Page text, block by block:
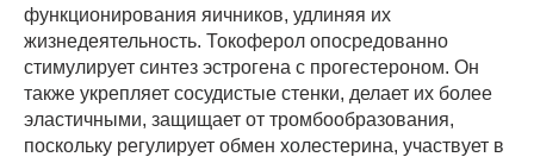
функционирования яичников, удлиняя их
жизнедеятельность. Токоферол опосредованно
стимулирует синтез эстрогена с прогестероном. Он
также укрепляет сосудистые стенки, делает их более
эластичными, защищает от тромбообразования,
поскольку регулирует обмен холестерина, участвует в